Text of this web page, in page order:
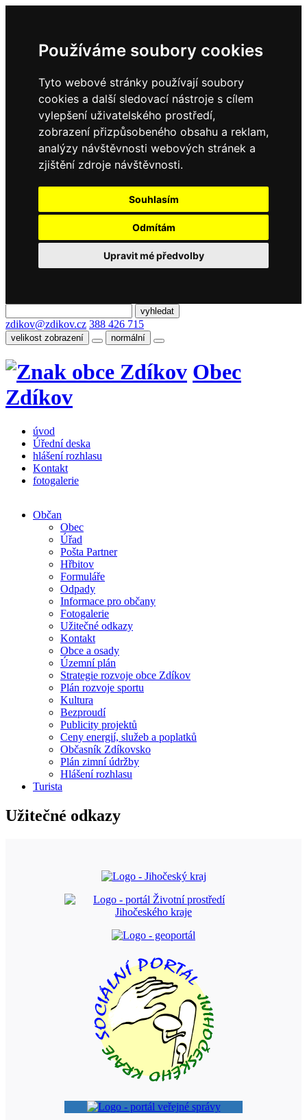
Používáme soubory cookies
Tyto webové stránky používají soubory
cookies a další sledovací nástroje s cílem
vylepšení uživatelského prostředí,
zobrazení přizpůsobeného obsahu a reklam,
analýzy návštěvnosti webových stránek a
zjištění zdroje návštěvnosti.
Souhlasím
Odmítám
Upravit mé předvolby
zdikov@zdikov.cz 388 426 715
velikost zobrazení normální
Obec
Zdíkov
úvod
Úřední deska
hlášení rozhlasu
Kontakt
fotogalerie
Občan
Obec
Úřad
Pošta Partner
Hřbitov
Formuláře
Odpady
Informace pro občany
Fotogalerie
Užitečné odkazy
Kontakt
Obce a osady
Územní plán
Strategie rozvoje obce Zdíkov
Plán rozvoje sportu
Kultura
Bezproudí
Publicity projektů
Ceny energií, služeb a poplatků
Občasník Zdíkovsko
Plán zimní údržby
Hlášení rozhlasu
Turista
Užitečné odkazy